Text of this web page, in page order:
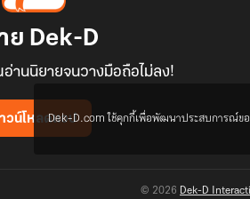
ย Dek-D
านนิยายจนวางมือถือไม่ลง!
วน์โหลดแอป
© 2026 Dek-D
Dek-D.com ใช้คุกกี้เพื่อพัฒนาประสบการณ์ขอ